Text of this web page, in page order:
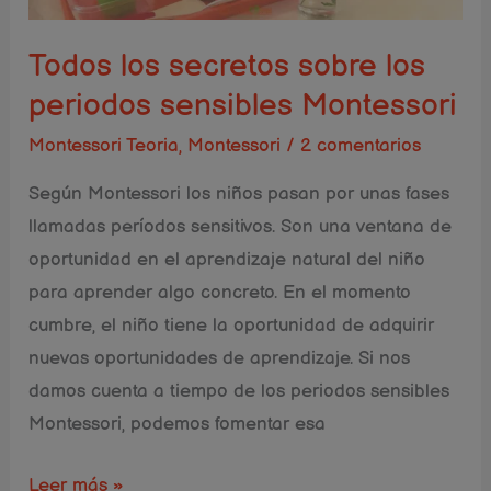
Todos los secretos sobre los
periodos sensibles Montessori
Montessori Teoria, Montessori / 2 comentarios
Según Montessori los niños pasan por unas fases
llamadas períodos sensitivos. Son una ventana de
oportunidad en el aprendizaje natural del niño
para aprender algo concreto. En el momento
cumbre, el niño tiene la oportunidad de adquirir
nuevas oportunidades de aprendizaje. Si nos
damos cuenta a tiempo de los periodos sensibles
Montessori, podemos fomentar esa
sensibles
Montessori
Leer más »